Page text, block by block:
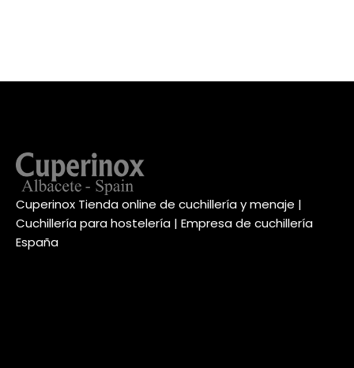
Cuperinox Tienda online de cuchillería y menaje |
Cuchillería para hostelería | Empresa de cuchillería
España